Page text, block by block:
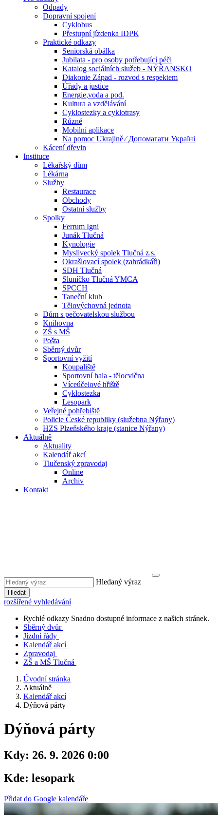
Odpady
Dopravní spojení
Cyklobus
Přestupní jízdenka IDPK
Praktické odkazy
Seniorská obálka
Jubilata - pro osoby potřebující péči
Katalog sociálních služeb - NÝŘANSKO
Diakonie Západ - rozvod s respektem
Úřady a justice
Energie,voda a pod.
Kultura a vzdělávání
Cyklostezky a cyklotrasy
Různé
Mobilní aplikace
Na pomoc Ukrajině ⁄ Допомагати Україні
Kácení dřevin
Instituce
Lékařský dům
Lékárna
Služby
Restaurace
Obchody
Ostatní služby
Spolky
Ferrum Igni
Junák Tlučná
Kynologie
Myslivecký spolek Tlučná z.s.
Okrašlovací spolek (zahrádkáři)
SDH Tlučná
Sluníčko Tlučná YMCA
SPCCH
Taneční klub
Tělovýchovná jednota
Dům s pečovatelskou službou
Knihovna
ZŠ s MŠ
Pošta
Sběrný dvůr
Sportovní vyžití
Koupaliště
Sportovní hala - tělocvična
Víceúčelové hřiště
Cyklostezka
Lesopark
Veřejné pohřebiště
Policie České republiky (služebna Nýřany)
HZS Plzeňského kraje (stanice Nýřany)
Aktuálně
Aktuality
Kalendář akcí
Tlučenský zpravodaj
Online
Archiv
Kontakt
Hledaný výraz
Hledat
rozšířené vyhledávání
Rychlé odkazy Snadno dostupné informace z našich stránek.
Sběrný dvůr
Jízdní řády
Kalendář akcí
Zpravodaj
ZŠ a MŠ Tlučná
Úvodní stránka
Aktuálně
Kalendář akcí
Dýňová párty
Dýňová párty
Kdy: 26. 9. 2026 0:00
Kde: lesopark
Přidat do Google kalendáře